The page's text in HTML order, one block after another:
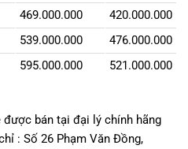
469.000.000
420.000.000
539.000.000
476.000.000
595.000.000 521.000.000
được bán tại đại lý chính hãng
: Số 26 Phạm Văn Đồng,